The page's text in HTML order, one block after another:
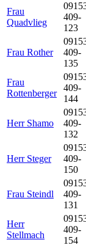
Frau
Quadvlieg
409-
123
Frau Rother
409-
135
Frau
Rottenberger
409-
144
Herr Shamo
409-
132
Herr Steger
409-
150
Frau Steindl
409-
131
Herr
Stellmach
409-
154